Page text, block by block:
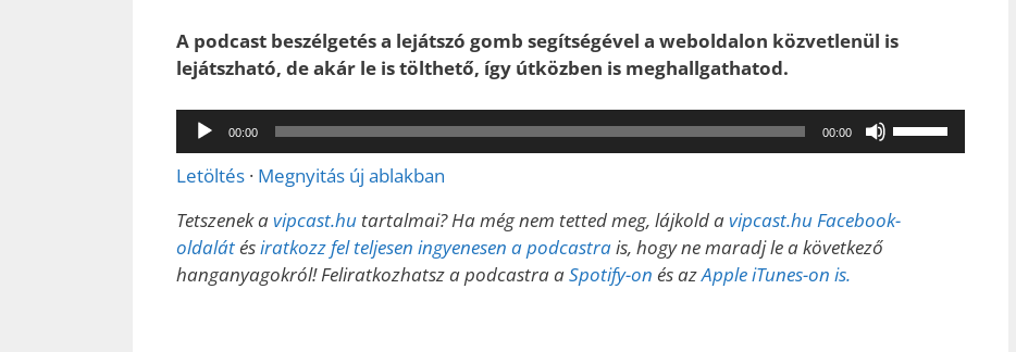
A podcast beszélgetés a lejátszó gomb segítségével a weboldalon közvetlenül is
lejátszható, de akár le is tölthető, így útközben is meghallgathatod.
Audió
lejátszó
00:00 00:00
A
hangerő
csökkentéséhez
Letöltés · Megnyitás új ablakban
Tetszenek avipcast.hu tartalmai? Ha még nem tetted meg, lájkold avipcast.hu Facebook-
oldalátésiratkozz fel teljesen ingyenesen a podcastrais, hogy ne maradj le a következő
hanganyagokról! Feliratkozhatsz a podcastra aSpotify-on és azApple iTunes-on is.